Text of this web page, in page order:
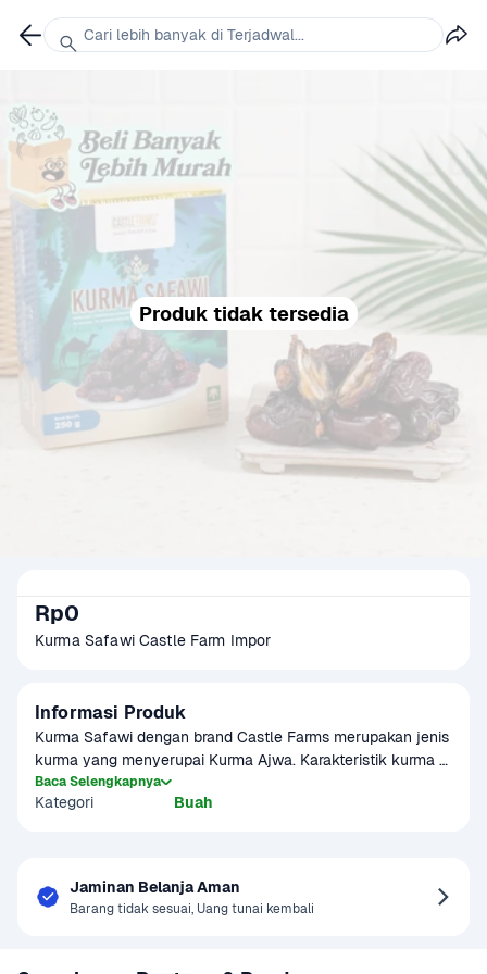
Produk tidak tersedia
Rp0
Kurma Safawi Castle Farm Impor
Informasi Produk
Kurma Safawi dengan brand Castle Farms merupakan jenis
kurma yang menyerupai Kurma Ajwa. Karakteristik kurma
ini kering dan berwaran cenderung gelap (hitam)
Baca Selengkapnya
Kategori Buah
Jaminan Belanja Aman
Barang tidak sesuai, Uang tunai kembali
Cari lebih banyak di Terjadwal...